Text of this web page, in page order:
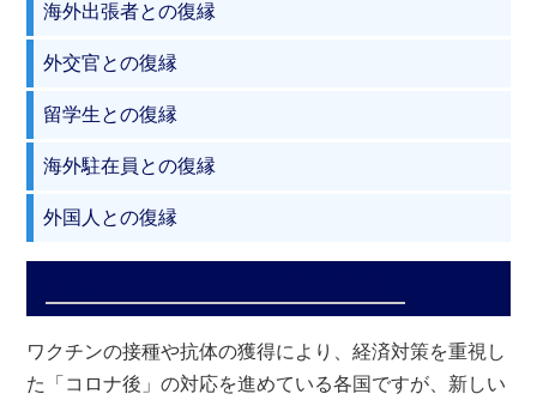
海外出張者との復縁
外交官との復縁
留学生との復縁
海外駐在員との復縁
外国人との復縁
ワクチンの接種や抗体の獲得により、経済対策を重視し
た「コロナ後」の対応を進めている各国ですが、新しい